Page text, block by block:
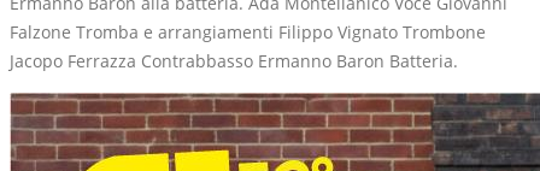
Falzone Tromba e arrangiamenti Filippo Vignato Trombone
Jacopo Ferrazza Contrabbasso Ermanno Baron Batteria.